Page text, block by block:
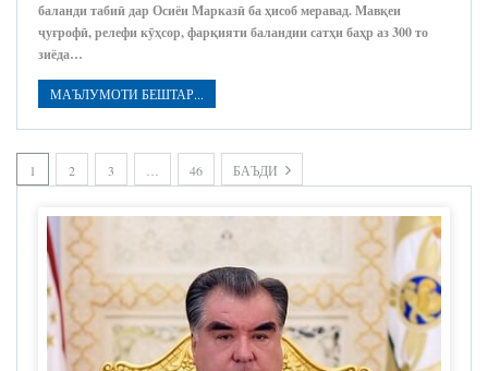
баланди табиӣ дар Осиёи Марказӣ ба ҳисоб меравад. Мавқеи
ҷуғрофӣ, релефи кӯҳсор, фарқияти баландии сатҳи баҳр аз 300 то
зиёда…
МАЪЛУМОТИ БЕШТАР...
1 2 3 46 БАЪДИ